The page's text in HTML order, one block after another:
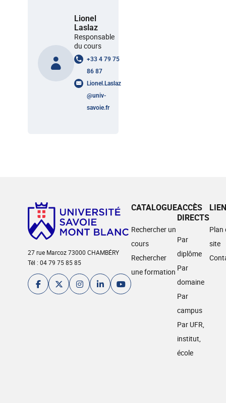
Lionel
Laslaz
Responsable
du cours
+33 4 79 75
86 87
Lionel.Laslaz
@univ-
savoie.fr
27 rue Marcoz 73000 CHAMBÉRY
Tél : 04 79 75 85 85
CATALOGUE
Rechercher un
cours
Rechercher
une formation
ACCÈS
DIRECTS
Par
diplôme
Par
domaine
Par
campus
Par UFR,
institut,
école
Plan
site